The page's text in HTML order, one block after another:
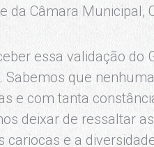
da Câmara Municipal,
essa validação do
Sabemos que
e com tanta
deixar de ressaltar
cariocas e a